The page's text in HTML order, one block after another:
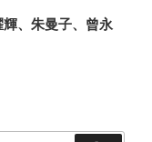
、朱曼子、曾永